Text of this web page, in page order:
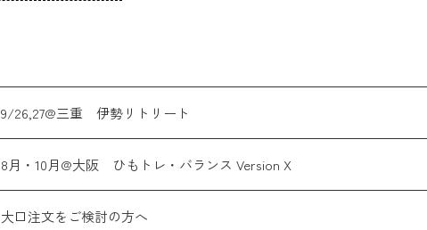
9/26,27@三重 伊勢リトリート
8月・10月@大阪 ひもトレ・バランス Version X
大口注文をご検討の方へ